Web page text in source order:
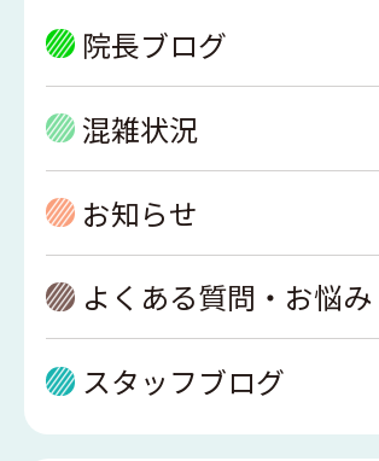
院長ブログ
混雑状況
お知らせ
よくある質問・お悩み
スタッフブログ